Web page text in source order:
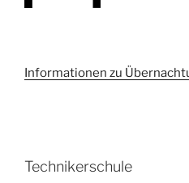
Informationen zu
Technikerschule